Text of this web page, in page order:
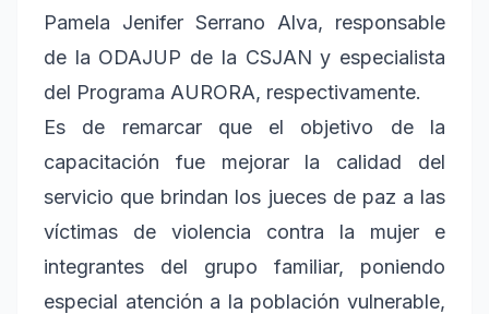
Pamela Jenifer Serrano Alva, responsable
de la ODAJUP de la CSJAN y especialista
del Programa AURORA, respectivamente.
Es de remarcar que el objetivo de la
capacitación fue mejorar la calidad del
servicio que brindan los jueces de paz a las
víctimas de violencia contra la mujer e
integrantes del grupo familiar, poniendo
especial atención a la población vulnerable,